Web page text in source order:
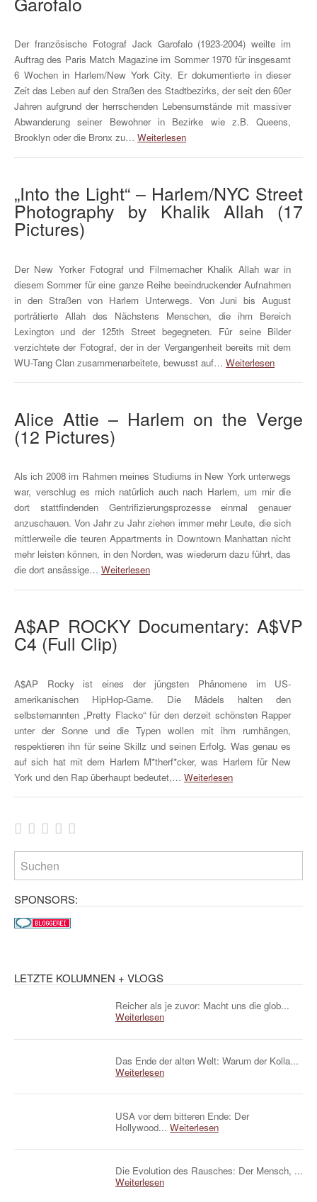
Der französische Fotograf Jack Garofalo (1923-2004) weilte im
Auftrag des Paris Match Magazine im Sommer 1970 für insgesamt
6 Wochen in Harlem/New York City. Er dokumentierte in dieser
Zeit das Leben auf den Straßen des Stadtbezirks, der seit den 60er
Jahren aufgrund der herrschenden Lebensumstände mit massiver
Abwanderung seiner Bewohner in Bezirke wie z.B. Queens,
Brooklyn oder die Bronx zu… Weiterlesen
„Into the Light“ – Harlem/NYC Street
Photography by Khalik Allah (17
Pictures)
Der New Yorker Fotograf und Filmemacher Khalik Allah war in
diesem Sommer für eine ganze Reihe beeindruckender Aufnahmen
in den Straßen von Harlem Unterwegs. Von Juni bis August
porträtierte Allah des Nächstens Menschen, die ihm Bereich
Lexington und der 125th Street begegneten. Für seine Bilder
verzichtete der Fotograf, der in der Vergangenheit bereits mit dem
WU-Tang Clan zusammenarbeitete, bewusst auf… Weiterlesen
Alice Attie – Harlem on the Verge
(12 Pictures)
Als ich 2008 im Rahmen meines Studiums in New York unterwegs
war, verschlug es mich natürlich auch nach Harlem, um mir die
dort stattfindenden Gentrifizierungsprozesse einmal genauer
anzuschauen. Von Jahr zu Jahr ziehen immer mehr Leute, die sich
mittlerweile die teuren Appartments in Downtown Manhattan nicht
mehr leisten können, in den Norden, was wiederum dazu führt, das
die dort ansässige… Weiterlesen
A$AP ROCKY Documentary: A$VP
C4 (Full Clip)
A$AP Rocky ist eines der jüngsten Phänomene im US-
amerikanischen HipHop-Game. Die Mädels halten den
selbsternannten „Pretty Flacko“ für den derzeit schönsten Rapper
unter der Sonne und die Typen wollen mit ihm rumhängen,
respektieren ihn für seine Skillz und seinen Erfolg. Was genau es
auf sich hat mit dem Harlem M*therf*cker, was Harlem für New
York und den Rap überhaupt bedeutet,… Weiterlesen
SPONSORS:
LETZTE KOLUMNEN + VLOGS
Reicher als je zuvor: Macht uns die glob...
Weiterlesen
Das Ende der alten Welt: Warum der Kolla...
Weiterlesen
USA vor dem bitteren Ende: Der
Hollywood... Weiterlesen
Die Evolution des Rausches: Der Mensch, ...
Weiterlesen